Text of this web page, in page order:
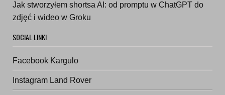
Jak stworzyłem shortsa AI: od promptu w ChatGPT do
zdjęć i wideo w Groku
SOCIAL LINKI
Facebook Kargulo
Instagram Land Rover